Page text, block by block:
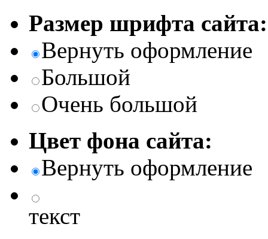
Размер шрифта сайта:
Вернуть оформление
Большой
Очень большой
Цвет фона сайта:
Вернуть оформление
текст